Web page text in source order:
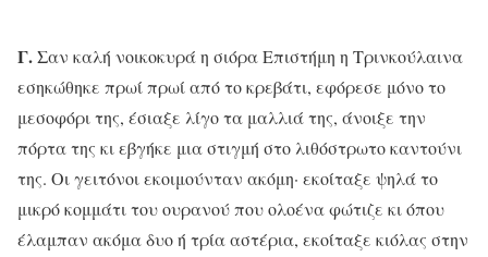
Γ.Σαν καλή νοικοκυρά η σιόρα Επιστήμη η Τρινκούλαινα
εσηκώθηκε πρωί πρωί από το κρεβάτι, εφόρεσε μόνο το
μεσοφόρι της, έσιαξε λίγο τα μαλλιά της, άνοιξε την
πόρτα της κι εβγήκε μια στιγμή στο λιθόστρωτο καντούνι
της. Οι γειτόνοι εκοιμούνταν ακόμη· εκοίταξε ψηλά το
μικρό κομμάτι του ουρανού που ολοένα φώτιζε κι όπου
έλαμπαν ακόμα δυο ή τρία αστέρια, εκοίταξε κιόλας στην